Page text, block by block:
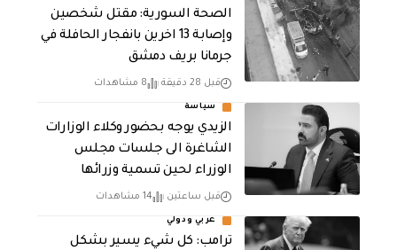
الصحة السورية: مقتل شخصين
وإصابة 13 اخرين بانفجار الحافلة في
جرمانا بريف دمشق
قبل 28 دقيقة 8 مشاهدات
سياسة
الزيدي يوجه بحضور وكلاء الوزارات
الشاغرة الى جلسات مجلس
الوزراء لحين تسمية وزرائها
قبل ساعتين 14 مشاهدات
عربي ودولي
ترامب: كل شيء يسير بشكل